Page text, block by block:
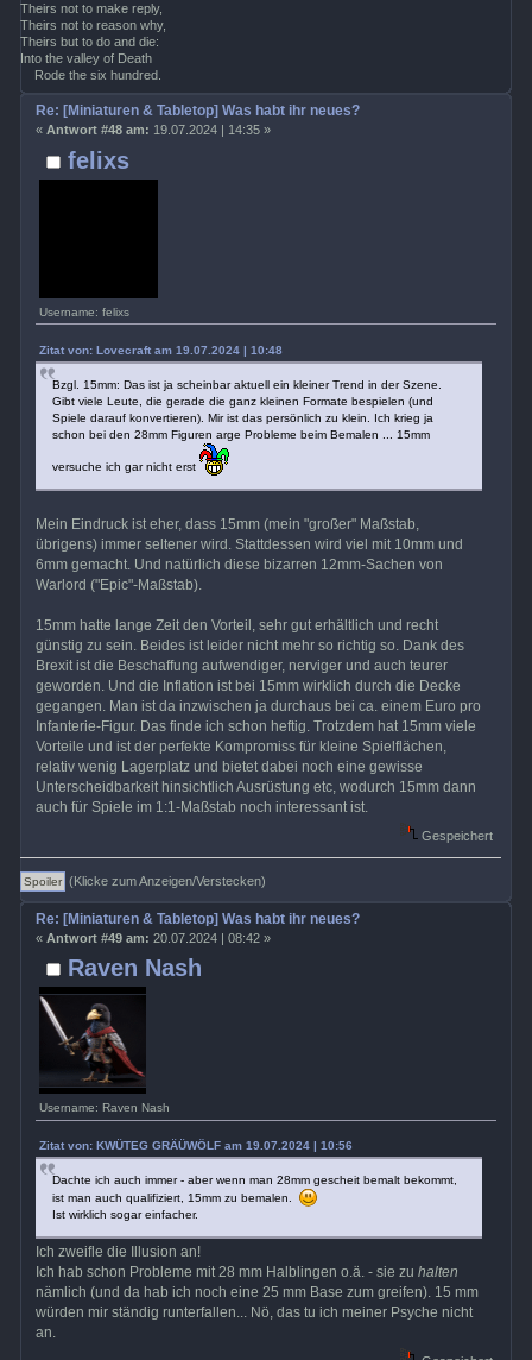
Theirs not to make reply,
Theirs not to reason why,
Theirs but to do and die:
Into the valley of Death
Rode the six hundred.
felixs
Username: felixs
Re: [Miniaturen & Tabletop] Was habt ihr neues?
« Antwort #48 am: 19.07.2024 | 14:35 »
Zitat von: Lovecraft am 19.07.2024 | 10:48
Bzgl. 15mm: Das ist ja scheinbar aktuell ein kleiner Trend in der Szene.
Gibt viele Leute, die gerade die ganz kleinen Formate bespielen (und
Spiele darauf konvertieren). Mir ist das persönlich zu klein. Ich krieg ja
schon bei den 28mm Figuren arge Probleme beim Bemalen ... 15mm
versuche ich gar nicht erst
Mein Eindruck ist eher, dass 15mm (mein "großer" Maßstab,
übrigens) immer seltener wird. Stattdessen wird viel mit 10mm und
6mm gemacht. Und natürlich diese bizarren 12mm-Sachen von
Warlord ("Epic"-Maßstab).
15mm hatte lange Zeit den Vorteil, sehr gut erhältlich und recht
günstig zu sein. Beides ist leider nicht mehr so richtig so. Dank des
Brexit ist die Beschaffung aufwendiger, nerviger und auch teurer
geworden. Und die Inflation ist bei 15mm wirklich durch die Decke
gegangen. Man ist da inzwischen ja durchaus bei ca. einem Euro pro
Infanterie-Figur. Das finde ich schon heftig. Trotzdem hat 15mm viele
Vorteile und ist der perfekte Kompromiss für kleine Spielflächen,
relativ wenig Lagerplatz und bietet dabei noch eine gewisse
Unterscheidbarkeit hinsichtlich Ausrüstung etc, wodurch 15mm dann
auch für Spiele im 1:1-Maßstab noch interessant ist.
Gespeichert
(Klicke zum Anzeigen/Verstecken)
Raven Nash
Username: Raven Nash
Re: [Miniaturen & Tabletop] Was habt ihr neues?
« Antwort #49 am: 20.07.2024 | 08:42 »
Zitat von: KWÜTEG GRÄÜWÖLF am 19.07.2024 | 10:56
Dachte ich auch immer - aber wenn man 28mm gescheit bemalt bekommt,
ist man auch qualifiziert, 15mm zu bemalen.
Ist wirklich sogar einfacher.
Ich zweifle die Illusion an!
Ich hab schon Probleme mit 28 mm Halblingen o.ä. - sie zu halten
nämlich (und da hab ich noch eine 25 mm Base zum greifen). 15 mm
würden mir ständig runterfallen... Nö, das tu ich meiner Psyche nicht
an.